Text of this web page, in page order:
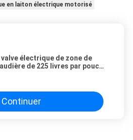
en laiton électrique motorisé
valve électrique de zone de
de 225 livres par pouce
la valve
Continuer